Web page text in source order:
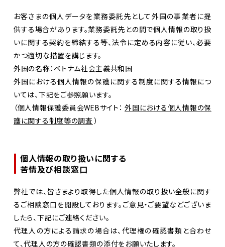
お客さまの個人データを業務委託先として外国の事業者に提
供する場合があります。業務委託先との間で個人情報の取り扱
いに関する契約を締結する等、法令に定める内容に従い、必要
かつ適切な措置を講じます。
外国の名称：ベトナム社会主義共和国
外国における個人情報の保護に関する制度に関する情報につ
いては、下記をご参照願います。
（個人情報保護委員会WEBサイト：外国における個人情報の保
護に関する制度等の調査 ）
個人情報の取り扱いに関する
苦情及び相談窓口
弊社では、皆さまより取得した個人情報の取り扱い全般に関す
るご相談窓口を開設しております。ご意見・ご要望などございま
したら、下記にご連絡ください。
代理人の方による請求の場合は、代理権の確認書類と合わせ
て、代理人の方の確認書類の添付をお願いたします。